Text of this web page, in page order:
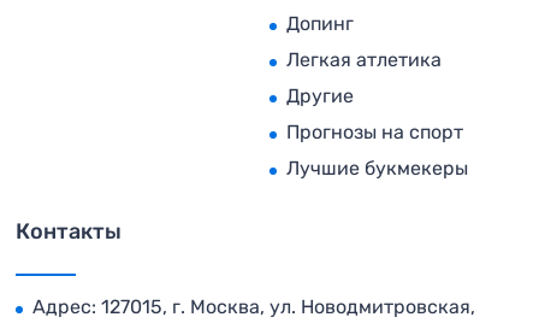
Допинг
Легкая атлетика
Другие
Прогнозы на спорт
Лучшие букмекеры
Контакты
Адрес: 127015, г. Москва, ул. Новодмитровская,